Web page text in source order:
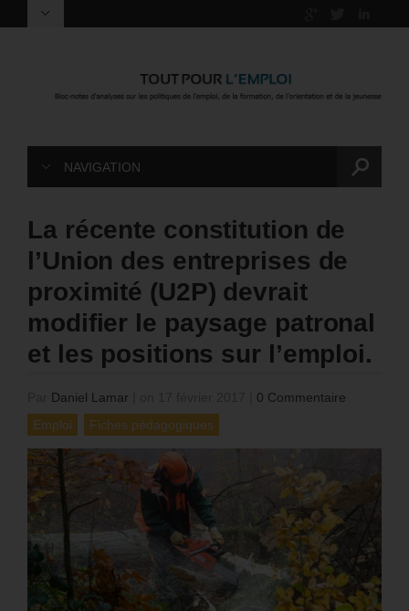
NAVIGATION
La récente constitution de
l’Union des entreprises de
proximité (U2P) devrait
modifier le paysage patronal
et les positions sur l’emploi.
Daniel Lamar
0 Commentaire
Emploi
Fiches pédagogiques